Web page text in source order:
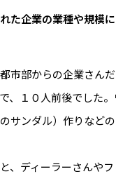
た企業の業種や規模
都市部からの企業さん
、１０人前後でした
サンダル）作りなど
、ディーラーさんや